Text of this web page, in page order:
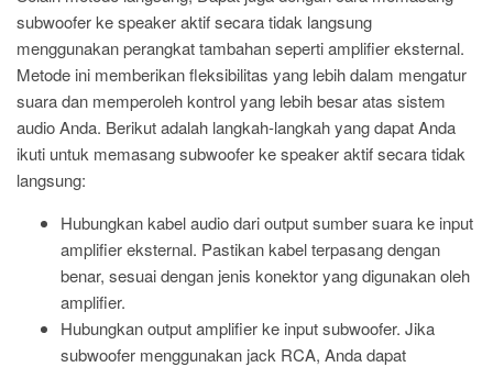
subwoofer ke speaker aktif secara tidak langsung
menggunakan perangkat tambahan seperti amplifier eksternal.
Metode ini memberikan fleksibilitas yang lebih dalam mengatur
suara dan memperoleh kontrol yang lebih besar atas sistem
audio Anda. Berikut adalah langkah-langkah yang dapat Anda
ikuti untuk memasang subwoofer ke speaker aktif secara tidak
langsung:
Hubungkan kabel audio dari output sumber suara ke input
amplifier eksternal. Pastikan kabel terpasang dengan
benar, sesuai dengan jenis konektor yang digunakan oleh
amplifier.
Hubungkan output amplifier ke input subwoofer. Jika
subwoofer menggunakan jack RCA, Anda dapat